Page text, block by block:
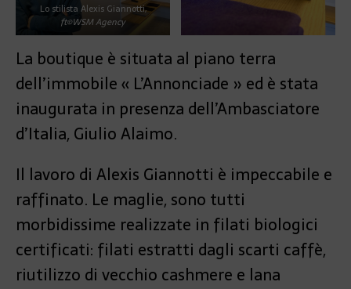
Lo stilista Alexis Giannotti,
ft©WSM Agency
La boutique è situata al piano terra
dell’immobile « L’Annonciade » ed è stata
inaugurata in presenza dell’Ambasciatore
d’Italia, Giulio Alaimo.
Il lavoro di Alexis Giannotti è impeccabile e
raffinato. Le maglie, sono tutti
morbidissime realizzate in filati biologici
certificati: filati estratti dagli scarti caffè,
riutilizzo di vecchio cashmere e lana